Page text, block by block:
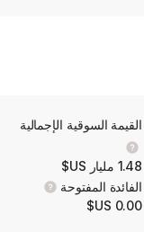
القيمة السوقية الإجمالية
1.48 مليار US$
الفائدة المفتوحة
0.00 US$